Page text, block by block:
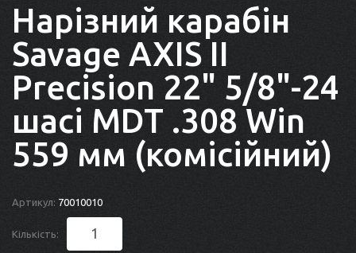
Нарізний карабін
Savage AXIS II
Precision 22" 5/8"-24
шасі MDT .308 Win
559 мм (комісійний)
Артикул: 70010010
Кількість: